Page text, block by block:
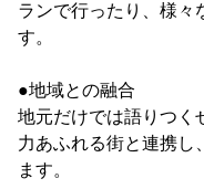
ランで行ったり、様々
す。
●地域との融合
地元だけでは語りつく
力あふれる街と連携し
ます。